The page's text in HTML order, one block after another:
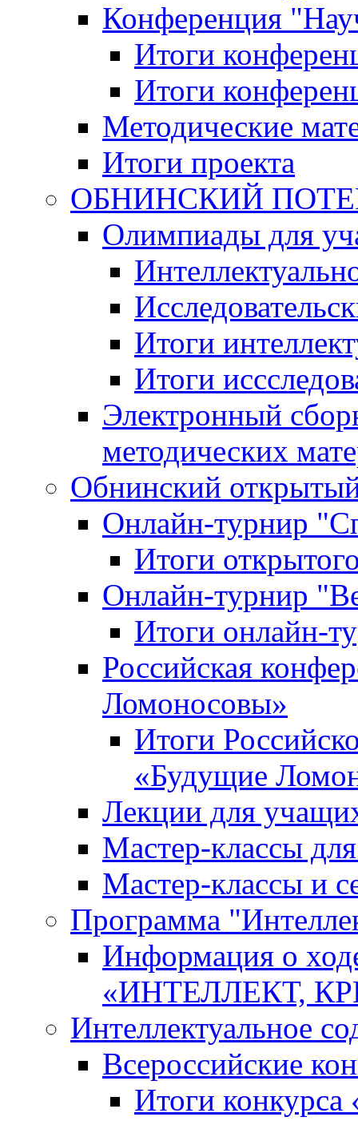
Конференция
Итоги
Итоги
Методические
Итоги проекта
ОБНИНСКИЙ
Олимпиады для
Итоги
Итоги
Электронный
методических
Обнинский
Онлайн-турнир
Итоги
Онлайн-турнир
Итоги онлайн-
Российская
Ломоносовы»
Итоги
«Будущие
Лекции для
Мастер-классы
Мастер-классы и
Программа
Информация о
«ИНТЕЛЛЕКТ,
Интеллектуальное
Всероссийские
Итоги конкурса